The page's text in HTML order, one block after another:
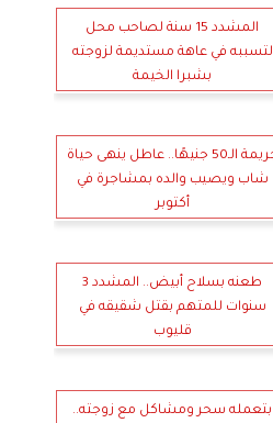
المشدد 15 سنة لصاحب محل
لتسببه في عاهة مستديمة لزوجته
بشبرا الخيمة
جريمة الـ50 جنيهًا.. عاطل ينهى حياة
شاب ويصيب والده بمشاجرة في
أكتوبر
طعنه بسلاح أبيض.. المشدد 3
سنوات للمتهم بقتل شقيقه في
قليوب
بتعمله سحر ومشاكل مع زوجته..